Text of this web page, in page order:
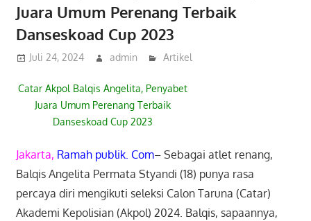
Juara Umum Perenang Terbaik
Danseskoad Cup 2023
Juli 24, 2024 admin Artikel
Catar Akpol Balqis Angelita, Penyabet
Juara Umum Perenang Terbaik
Danseskoad Cup 2023
Jakarta, Ramah publik. Com– Sebagai atlet renang,
Balqis Angelita Permata Styandi (18) punya rasa
percaya diri mengikuti seleksi Calon Taruna (Catar)
Akademi Kepolisian (Akpol) 2024. Balqis, sapaannya,